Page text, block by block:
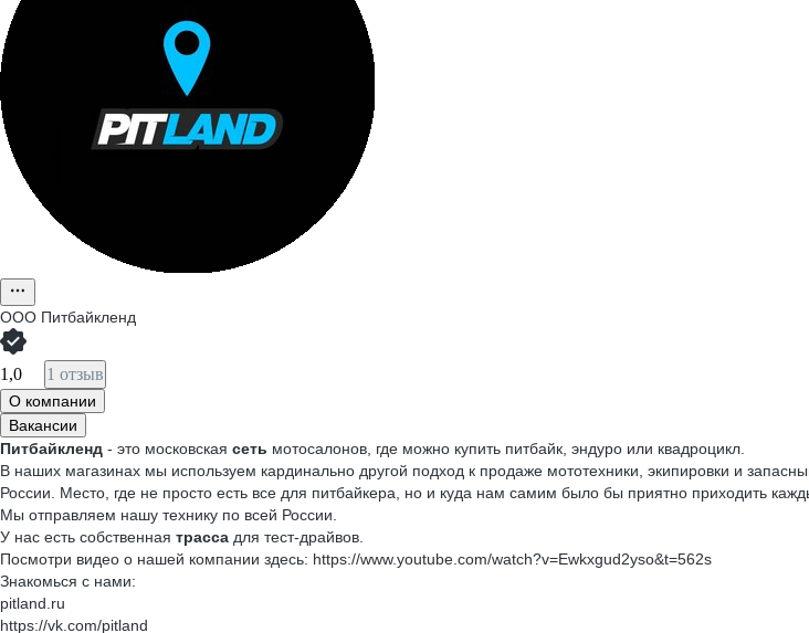
ООО Питбайкленд
1,0 1 отзыв
О компании
Вакансии
Питбайкленд - это московская сеть мотосалонов, где можно купить питбайк, эндуро или квадроцикл.
В наших магазинах мы используем кардинально другой подход к продаже мототехники, экипировки и
России. Место, где не просто есть все для питбайкера, но и куда нам самим было бы приятно приходить
Мы отправляем нашу технику по всей России.
У нас есть собственная трасса для тест-драйвов.
Посмотри видео о нашей компании здесь: https://www.youtube.com/watch?v=Ewkxgud2yso&t=562s
Знакомься с нами:
pitland.ru
https://vk.com/pitland